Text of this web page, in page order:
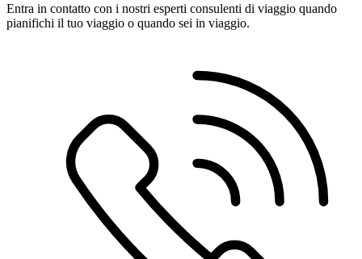
Entra in contatto con i nostri esperti consulenti di viaggio quando
pianifichi il tuo viaggio o quando sei in viaggio.